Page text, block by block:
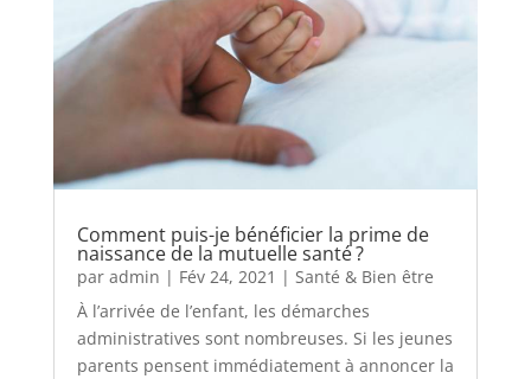
Comment puis-je bénéficier la prime de
naissance de la mutuelle santé ?
par admin | Fév 24, 2021 | Santé & Bien être
À l’arrivée de l’enfant, les démarches
administratives sont nombreuses. Si les jeunes
parents pensent immédiatement à annoncer la